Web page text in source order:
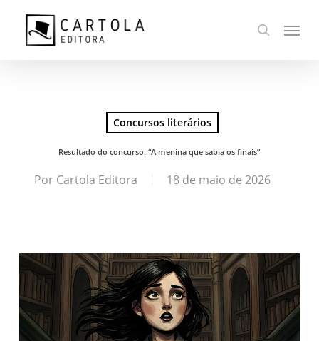
busca
Menu
Concursos literários
Resultado do concurso: “A menina que sabia os finais”
Por Cartola Editora 18 de maio de 2026